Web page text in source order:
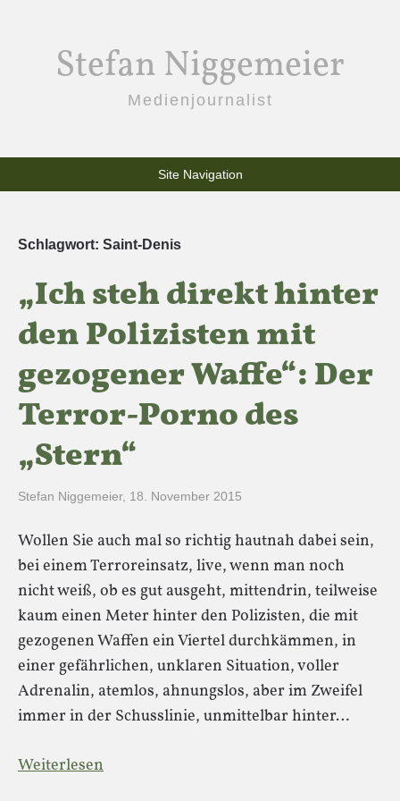
Stefan Niggemeier
Medienjournalist
Site Navigation
Schlagwort: Saint-Denis
„Ich steh direkt hinter
den Polizisten mit
gezogener Waffe“: Der
Terror-Porno des
„Stern“
Stefan Niggemeier, 18. November 2015
Wollen Sie auch mal so richtig hautnah dabei sein,
bei einem Terroreinsatz, live, wenn man noch
nicht weiß, ob es gut ausgeht, mittendrin, teilweise
kaum einen Meter hinter den Polizisten, die mit
gezogenen Waffen ein Viertel durchkämmen, in
einer gefährlichen, unklaren Situation, voller
Adrenalin, atemlos, ahnungslos, aber im Zweifel
immer in der Schusslinie, unmittelbar hinter…
Weiterlesen